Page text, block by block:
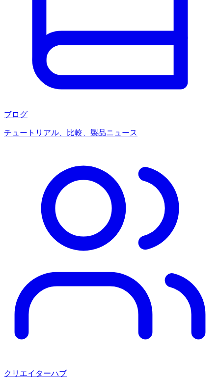
ブログ
チュートリアル、比較、製品ニュース
クリエイターハブ